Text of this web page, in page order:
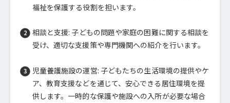
福祉を保護する役割を担います。
相談と支援: 子どもの問題や家庭の困難に関する相談を
受け、適切な支援策や専門機関への紹介を行います。
児童養護施設の運営: 子どもたちの生活環境の提供やケ
ア、教育支援などを通じて、安心できる居住環境を提
供します。一時的な保護や施設への入所が必要な場合